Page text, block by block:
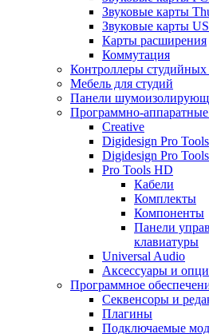
Звуковые карты
Звуковые карты
Карты расширения
Коммутация
Контроллеры
Мебель для студий
Панели
Программно-
Creative
Digidesign Pro Tools
Digidesign Pro
Pro Tools HD
Кабели
Комплекты
Компоненты
Панели
клавиатуры
Universal Audio
Аксессуары и
Программное
Cеквенсоры и
Плагины
Подключаемые